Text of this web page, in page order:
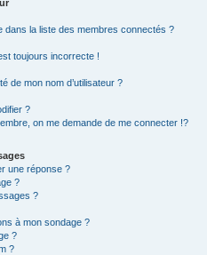
dans la liste des membres connectés ?
toujours incorrecte !
de mon nom d’utilisateur ?
?
on me demande de me connecter !?
une réponse ?
?
?
à mon sondage ?
?
?